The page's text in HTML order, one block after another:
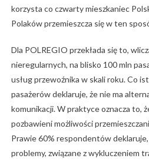
korzysta co czwarty mieszkaniec
Polaków przemieszcza się w ten
Dla POLREGIO przekłada się to,
nieregularnych, na blisko 100 mln
usług przewoźnika w skali roku. Co
pasażerów deklaruje, że nie ma
komunikacji. W praktyce oznacza to,
pozbawieni możliwości
Prawie 60% respondentów
problemy, związane z wykluczeniem